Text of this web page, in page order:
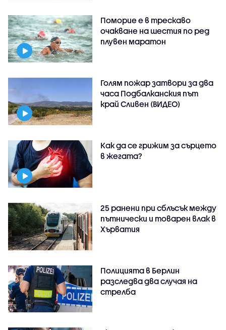
Поморие е в трескаво
очакване на шестия по ред
плувен маратон
Голям пожар затвори за два
часа Подбалканския път
край Сливен (ВИДЕО)
Как да се грижим за сърцето
в жегата?
25 ранени при сблъсък между
пътнически и товарен влак в
Хърватия
Полицията в Берлин
разследва два случая на
стрелба